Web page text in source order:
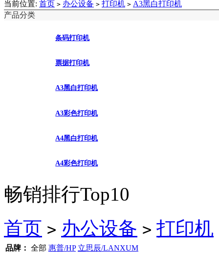
当前位置: 首页 > 办公设备 > 打印机 > A3黑白打印机
产品分类
条码打印机
票据打印机
A3黑白打印机
A3彩色打印机
A4黑白打印机
A4彩色打印机
畅销排行Top10
首页 > 办公设备 > 打印机
品牌： 全部 惠普/HP 立思辰/LANXUM